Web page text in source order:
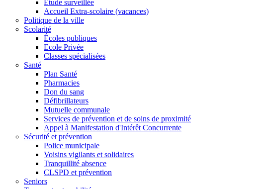
Etude surveillée
Accueil Extra-scolaire (vacances)
Politique de la ville
Scolarité
Écoles publiques
Ecole Privée
Classes spécialisées
Santé
Plan Santé
Pharmacies
Don du sang
Défibrillateurs
Mutuelle communale
Services de prévention et de soins de proximité
Appel à Manifestation d'Intérêt Concurrente
Sécurité et prévention
Police municipale
Voisins vigilants et solidaires
Tranquillité absence
CLSPD et prévention
Seniors